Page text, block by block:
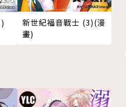
新世紀福音戰士 (3)(漫
畫)